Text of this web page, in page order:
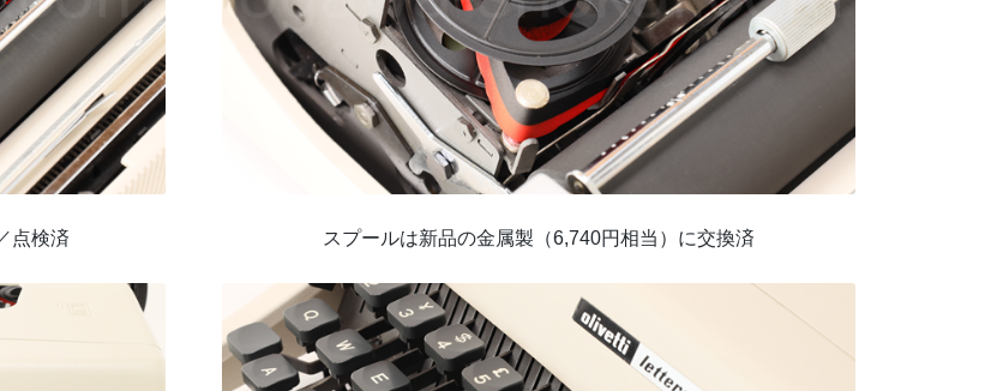
点検済 スプールは新品の金属製（6,740円相当）に交換済